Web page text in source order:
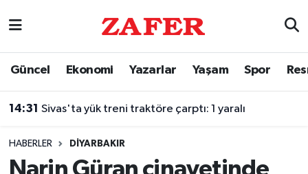
Güncel Ekonomi Yazarlar Yaşam Spor
14:31 Sivas'ta yük treni traktöre çarptı: 1 yaralı
HABERLER DIYARBAKIR
Narin Güran cinayetinde
Nöbetçi Eczaneler
Trafik Durumu